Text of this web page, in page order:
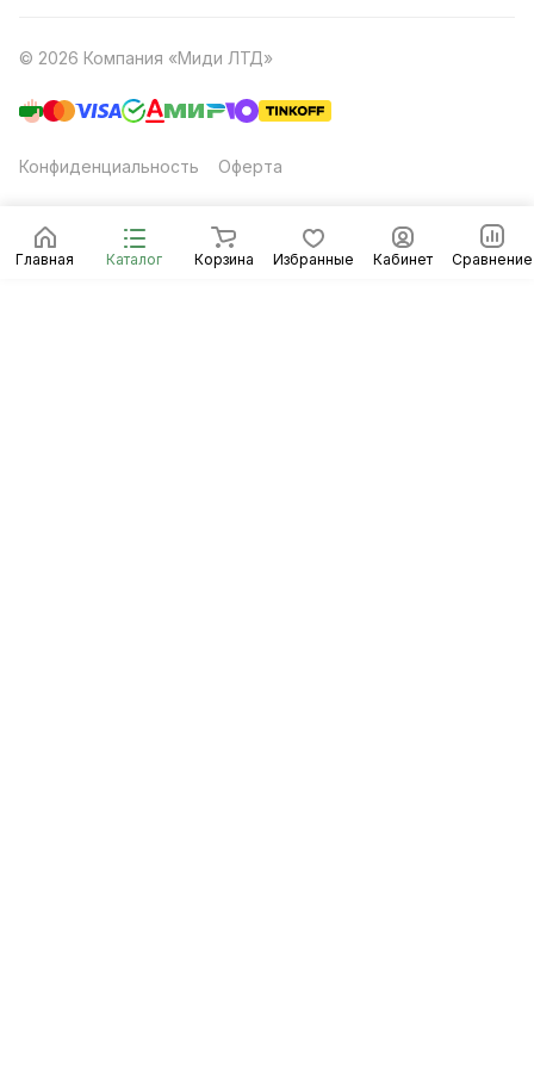
Главная Каталог Корзина Избранные Кабинет Сравнение
© 2026 Компания «Миди ЛТД»
Конфиденциальность Оферта